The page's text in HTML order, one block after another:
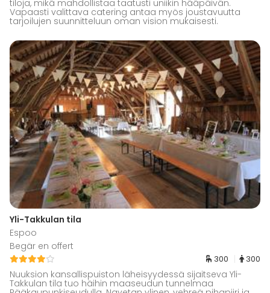
tiloja, mikä mahdollistaa taatusti uniikin hääpäivän.
Vapaasti valittava catering antaa myös joustavuutta
tarjoilujen suunnitteluun oman vision mukaisesti.
Yli-Takkulan tila
Espoo
Begär en offert
300 300
Nuuksion kansallispuiston läheisyydessä sijaitseva Yli-
Takkulan tila tuo häihin maaseudun tunnelmaa